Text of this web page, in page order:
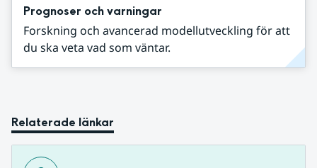
Prognoser och varningar
Forskning och avancerad modellutveckling för att
du ska veta vad som väntar.
Relaterade länkar